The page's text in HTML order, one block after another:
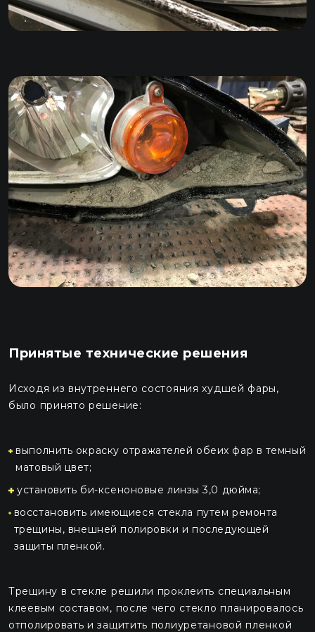
Принятые технические решения
Исходя из внутреннего состояния худшей фары,
было принято решение:
выполнить окраску отражателей обеих фар в темный
матовый цвет;
установить би-ксеноновые линзы 3,0 дюйма;
восстановить имеющиеся стекла путем ремонта
трещины, внешней полировки и последующей
защиты пленкой.
Трещину в стекле решили проклеить специальным
клеевым составом, после чего стекло планировалось
отполировать и защитить полиуретановой пленкой